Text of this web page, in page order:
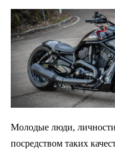
Молодые люди,
посредством таких